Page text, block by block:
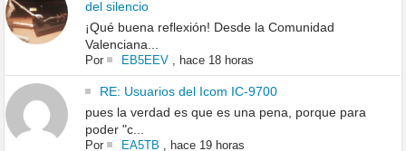
del silencio
¡Qué buena reflexión! Desde la Comunidad
Valenciana...
Por EB5EEV, hace 18 horas
RE: Usuarios del Icom IC-9700
pues la verdad es que es una pena, porque para
poder "c...
Por EA5TB , hace 19 horas